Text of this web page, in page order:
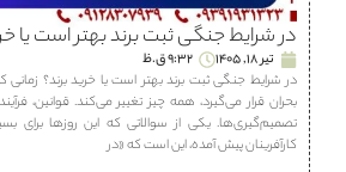
در شرایط جنگی ثبت برند بهتر است یا
تیر 18, 1405
9:32 ق.ظ
در شرایط جنگی ثبت برند بهتر است یا خرید برند؟
بحران قرار می‌گیرد، همه چیز تغییر می‌کند. قوانین،
تصمیم‌گیری‌ها. یکی از سوالاتی که این روزها برای
کارآفرینان پیش آمده، این است که «در